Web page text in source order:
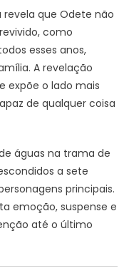
que Odete não
como
esses anos,
A revelação
expõe o lado mais
de qualquer coisa
águas na trama de
a sete
principais.
emoção, suspense e
até o último